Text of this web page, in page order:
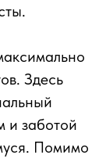
Здесь
и заботой
Помимо